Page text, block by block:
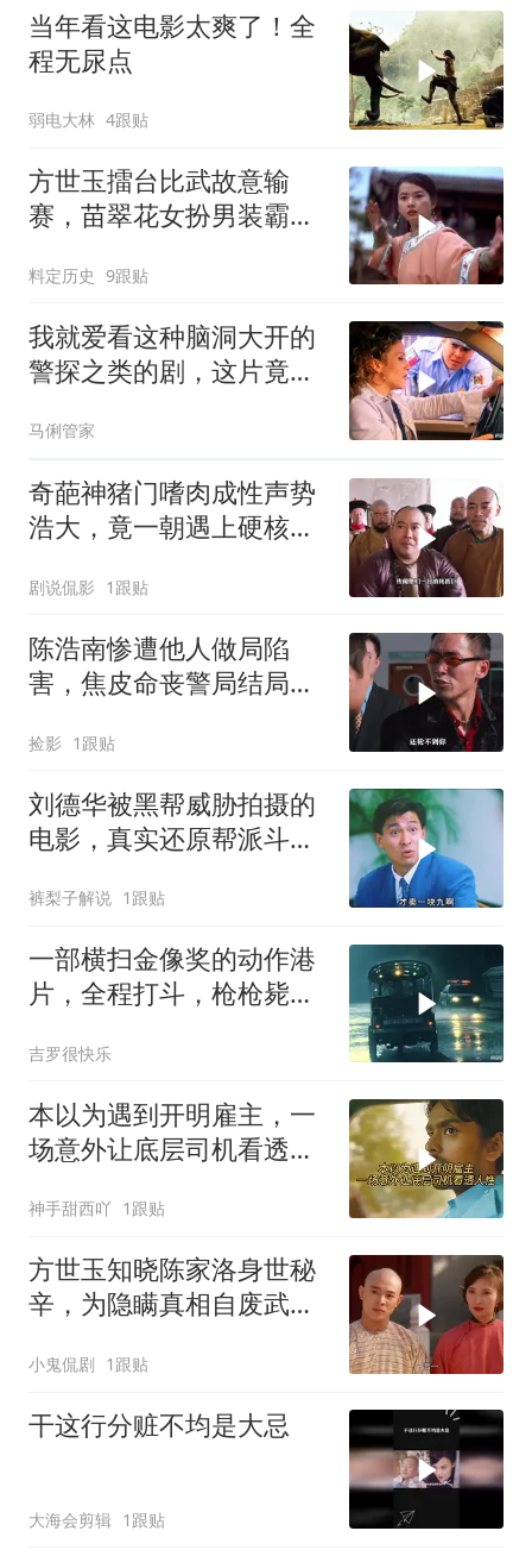
当年看这电影太爽了！全
程无尿点
弱电大林 4跟贴
方世玉擂台比武故意输
赛，苗翠花女扮男装霸气
料定历史 9跟贴
我就爱看这种脑洞大开的
警探之类的剧，这片竟然
马俐管家
奇葩神猪门嗜肉成性声势
浩大，竟一朝遇上硬核江
剧说侃影 1跟贴
陈浩南惨遭他人做局陷
害，焦皮命丧警局结局悲
谋
捡影 1跟贴
刘德华被黑帮威胁拍摄的
电影，真实还原帮派斗
裤梨子解说 1跟贴
一部横扫金像奖的动作港
片，全程打斗，枪枪毙
吉罗很快乐
本以为遇到开明雇主，一
场意外让底层司机看透人
神手甜西吖 1跟贴
方世玉知晓陈家洛身世秘
辛，为隐瞒真相自废武
小鬼侃剧 1跟贴
干这行分赃不均是大忌
大海会剪辑 1跟贴